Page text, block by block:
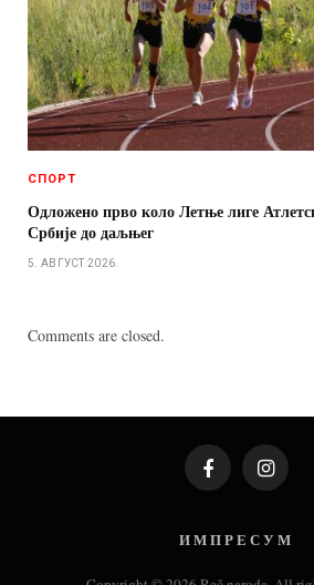
СПОРТ
Одложено прво коло Летње лиге
Србије до даљњег
5. АВГУСТ 2026.
Comments are closed.
FacebookInstagram
И М П Р Е С У М